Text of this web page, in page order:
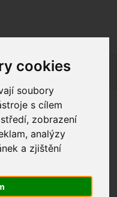
cookies
soubory
s cílem
zobrazení
analýzy
a zjištění
internetový obchod v
nyní nelze vyřídit.